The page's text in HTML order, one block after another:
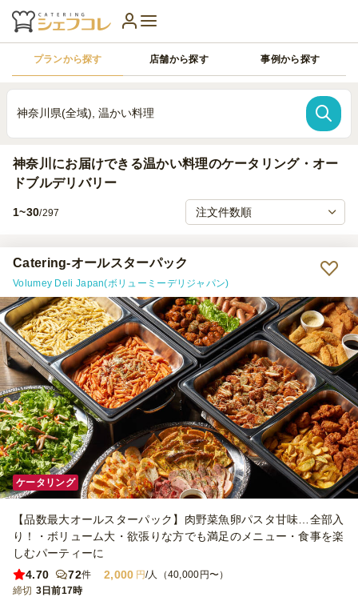
プランから探す 店舗から探す 事例から探す
神奈川県(全域), 温かい料理
神奈川にお届けできる温かい料理のケータリング・オー
ドブルデリバリー
1~30/297
Catering-オールスターパック
Volumey Deli Japan(ボリューミーデリジャパン)
ケータリング
【品数最大オールスターパック】肉野菜魚卵パスタ甘味…全部入
り！・ボリューム大・欲張りな方でも満足のメニュー・食事を楽
しむパーティーに
4.70
72件 2,000 円/人（40,000円〜）
締切 3日前17時